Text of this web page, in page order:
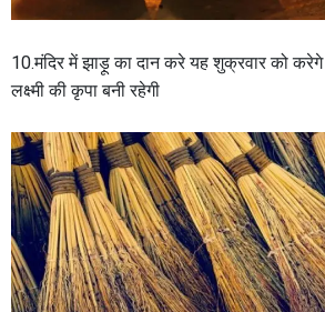
10.मंदिर में झाड़ू का दान करे यह शुक्रवार को करेगे
लक्ष्मी की कृपा बनी रहेगी